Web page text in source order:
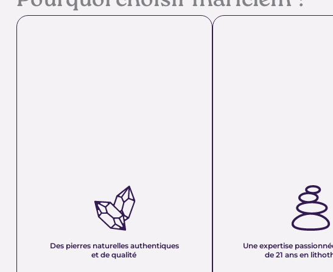
Des pierres naturelles authentiques
et de qualité
AUTHENTIQUES ET DE QUALITÉ :
Nous sélectionnons rigoureusement nos
minéraux pour vous offrir des pierres 100 %
pure. Chaque cristal est choisi pour sa beauté, sa
vibration et son authenticité afin de vous garantir
Une expertise
de 21 ans en
PLUS DE 21 ANS EN
Forte d’une expérience de plus
décennies, notre équipe vous
mettons nos connaissances
votre service pour vous